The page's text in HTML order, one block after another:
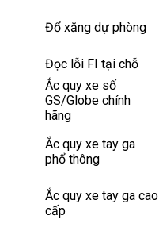
Đổ xăng dự phòng
Đọc lỗi FI tại chỗ
Ắc quy xe số
GS/Globe chính
hãng
Ắc quy xe tay ga
phổ thông
Ắc quy xe tay ga cao
cấp